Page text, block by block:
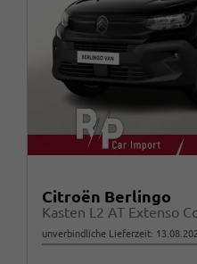
Citroën Berlingo
Kasten L2 AT Extenso
unverbindliche Lieferzeit: